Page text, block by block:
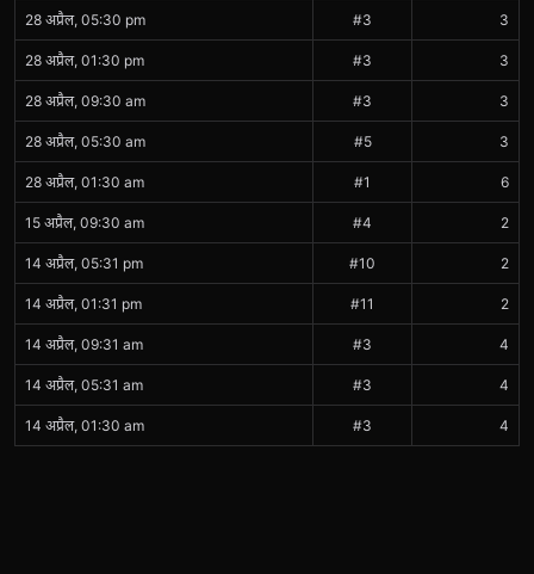
28 अप्रैल, 05:30 pm #3 3
28 अप्रैल, 01:30 pm #3 3
28 अप्रैल, 09:30 am #3 3
28 अप्रैल, 05:30 am #5 3
28 अप्रैल, 01:30 am #1 6
15 अप्रैल, 09:30 am #4 2
14 अप्रैल, 05:31 pm #10 2
14 अप्रैल, 01:31 pm #11 2
14 अप्रैल, 09:31 am #3 4
14 अप्रैल, 05:31 am #3 4
14 अप्रैल, 01:30 am #3 4